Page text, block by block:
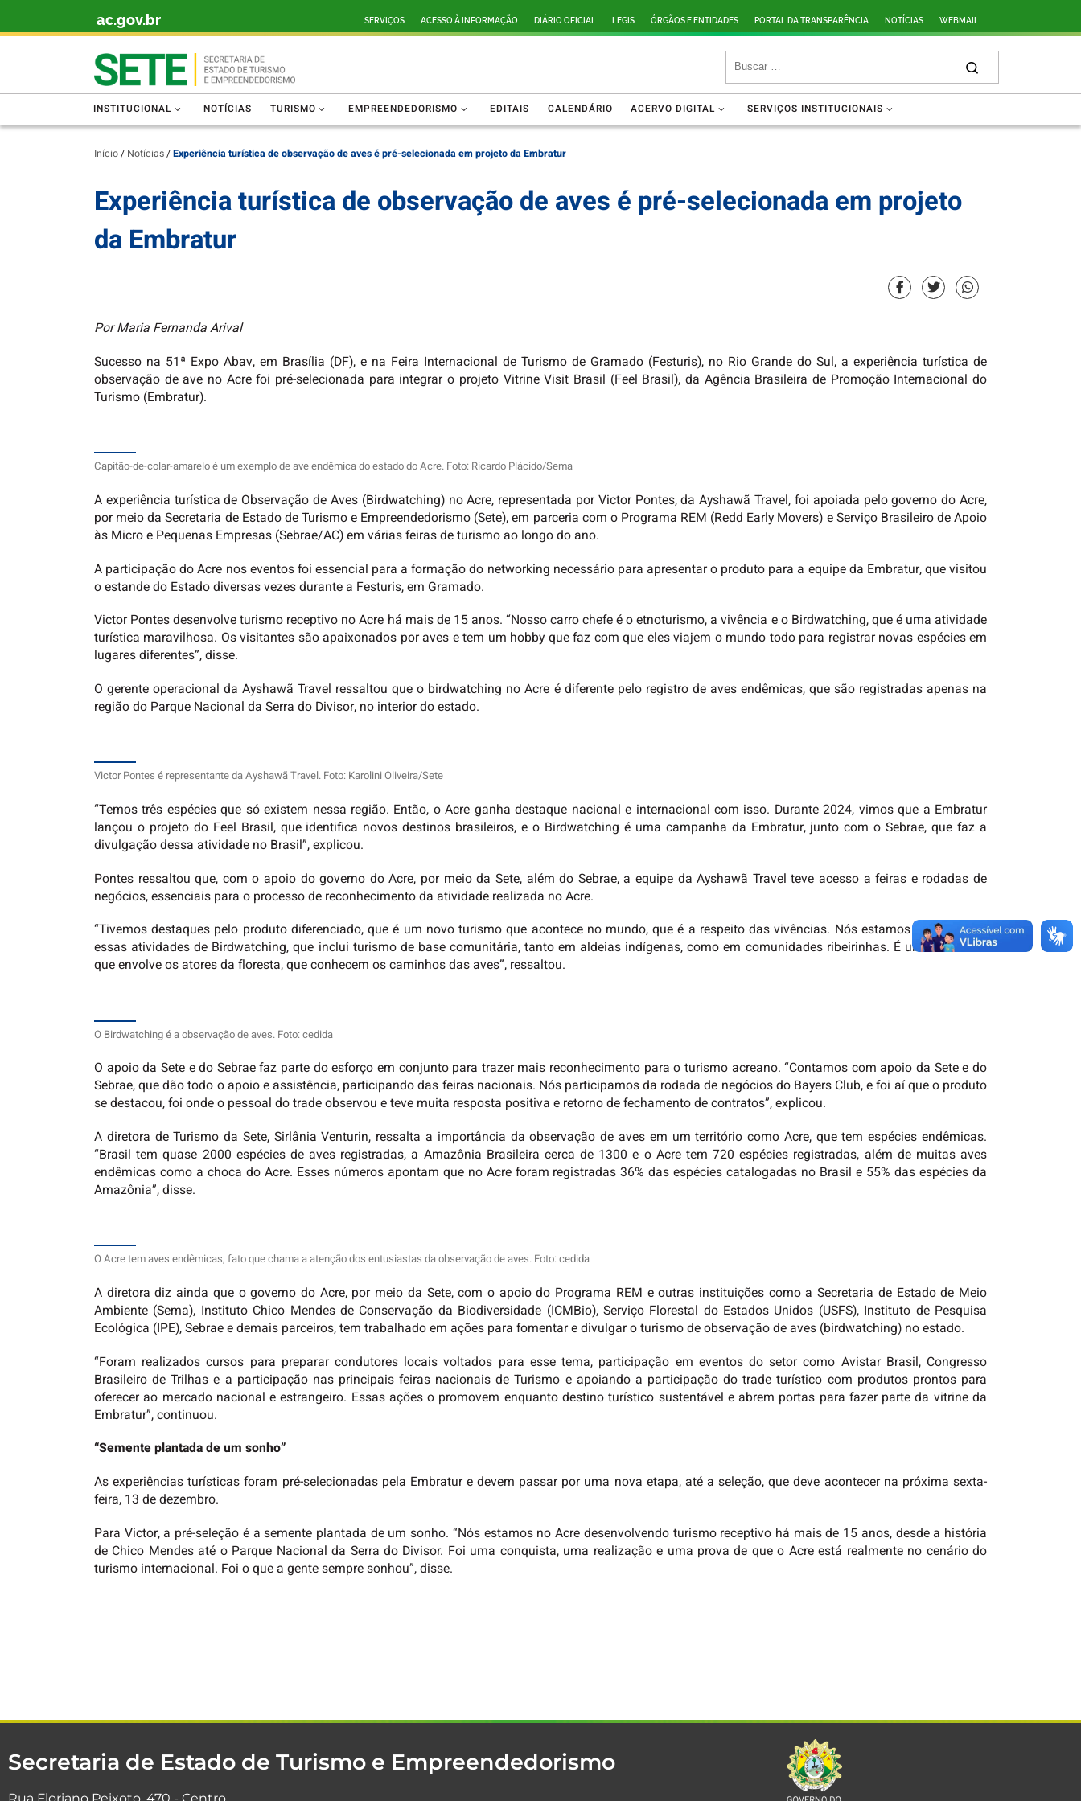
ac.gov.br SERVIÇOS ACESSO À INFORMAÇÃO DIÁRIO OFICIAL LEGIS ÓRGÃOS E ENTIDADES PORTAL DA TRANSPARÊNCIA NOTÍCIAS WEBMAIL
INSTITUCIONAL NOTÍCIAS TURISMO EMPREENDEDORISMO EDITAIS CALENDÁRIO ACERVO DIGITAL SERVIÇOS INSTITUCIONAIS
Início/ Notícias/Experiência turística de observação de aves é pré-selecionada em projeto da Embratur
Experiência turística de observação de aves é pré-selecionada em projeto
da Embratur
Por Maria Fernanda Arival
Sucesso na 51ª Expo Abav, em Brasília (DF), e na Feira Internacional de Turismo de Gramado (Festuris), no Rio Grande do Sul, a experiência turística de
observação de ave no Acre foi pré-selecionada para integrar o projeto Vitrine Visit Brasil (Feel Brasil), da Agência Brasileira de Promoção Internacional do
Turismo (Embratur).
Capitão-de-colar-amarelo é um exemplo de ave endêmica do estado do Acre. Foto: Ricardo Plácido/Sema
A experiência turística de Observação de Aves (Birdwatching) no Acre, representada por Victor Pontes, da Ayshawã Travel, foi apoiada pelo governo do Acre,
por meio da Secretaria de Estado de Turismo e Empreendedorismo (Sete), em parceria com o Programa REM (Redd Early Movers) e Serviço Brasileiro de Apoio
às Micro e Pequenas Empresas (Sebrae/AC) em várias feiras de turismo ao longo do ano.
A participação do Acre nos eventos foi essencial para a formação do networking necessário para apresentar o produto para a equipe da Embratur, que visitou
o estande do Estado diversas vezes durante a Festuris, em Gramado.
Victor Pontes desenvolve turismo receptivo no Acre há mais de 15 anos. “Nosso carro chefe é o etnoturismo, a vivência e o Birdwatching, que é uma atividade
turística maravilhosa. Os visitantes são apaixonados por aves e tem um hobby que faz com que eles viajem o mundo todo para registrar novas espécies em
lugares diferentes”, disse.
O gerente operacional da Ayshawã Travel ressaltou que o birdwatching no Acre é diferente pelo registro de aves endêmicas, que são registradas apenas na
região do Parque Nacional da Serra do Divisor, no interior do estado.
Victor Pontes é representante da Ayshawã Travel. Foto: Karolini Oliveira/Sete
“Temos três espécies que só existem nessa região. Então, o Acre ganha destaque nacional e internacional com isso. Durante 2024, vimos que a Embratur
lançou o projeto do Feel Brasil, que identifica novos destinos brasileiros, e o Birdwatching é uma campanha da Embratur, junto com o Sebrae, que faz a
divulgação dessa atividade no Brasil”, explicou.
Pontes ressaltou que, com o apoio do governo do Acre, por meio da Sete, além do Sebrae, a equipe da Ayshawã Travel teve acesso a feiras e rodadas de
negócios, essenciais para o processo de reconhecimento da atividade realizada no Acre.
“Tivemos destaques pelo produto diferenciado, que é um novo turismo que acontece no mundo, que é a respeito das vivências. Nós estamos implantando
essas atividades de Birdwatching, que inclui turismo de base comunitária, tanto em aldeias indígenas, como em comunidades ribeirinhas. É uma atividade
que envolve os atores da floresta, que conhecem os caminhos das aves”, ressaltou.
O Birdwatching é a observação de aves. Foto: cedida
O apoio da Sete e do Sebrae faz parte do esforço em conjunto para trazer mais reconhecimento para o turismo acreano. “Contamos com apoio da Sete e do
Sebrae, que dão todo o apoio e assistência, participando das feiras nacionais. Nós participamos da rodada de negócios do Bayers Club, e foi aí que o produto
se destacou, foi onde o pessoal do trade observou e teve muita resposta positiva e retorno de fechamento de contratos”, explicou.
A diretora de Turismo da Sete, Sirlânia Venturin, ressalta a importância da observação de aves em um território como Acre, que tem espécies endêmicas.
“Brasil tem quase 2000 espécies de aves registradas, a Amazônia Brasileira cerca de 1300 e o Acre tem 720 espécies registradas, além de muitas aves
endêmicas como a choca do Acre. Esses números apontam que no Acre foram registradas 36% das espécies catalogadas no Brasil e 55% das espécies da
Amazônia”, disse.
O Acre tem aves endêmicas, fato que chama a atenção dos entusiastas da observação de aves. Foto: cedida
A diretora diz ainda que o governo do Acre, por meio da Sete, com o apoio do Programa REM e outras instituições como a Secretaria de Estado de Meio
Ambiente (Sema), Instituto Chico Mendes de Conservação da Biodiversidade (ICMBio), Serviço Florestal do Estados Unidos (USFS), Instituto de Pesquisa
Ecológica (IPE), Sebrae e demais parceiros, tem trabalhado em ações para fomentar e divulgar o turismo de observação de aves (birdwatching) no estado.
“Foram realizados cursos para preparar condutores locais voltados para esse tema, participação em eventos do setor como Avistar Brasil, Congresso
Brasileiro de Trilhas e a participação nas principais feiras nacionais de Turismo e apoiando a participação do trade turístico com produtos prontos para
oferecer ao mercado nacional e estrangeiro. Essas ações o promovem enquanto destino turístico sustentável e abrem portas para fazer parte da vitrine da
Embratur”, continuou.
“Semente plantada de um sonho”
As experiências turísticas foram pré-selecionadas pela Embratur e devem passar por uma nova etapa, até a seleção, que deve acontecer na próxima sexta-
feira, 13 de dezembro.
Para Victor, a pré-seleção é a semente plantada de um sonho. “Nós estamos no Acre desenvolvendo turismo receptivo há mais de 15 anos, desde a história
de Chico Mendes até o Parque Nacional da Serra do Divisor. Foi uma conquista, uma realização e uma prova de que o Acre está realmente no cenário do
turismo internacional. Foi o que a gente sempre sonhou”, disse.
Secretaria de Estado de Turismo e Empreendedorismo